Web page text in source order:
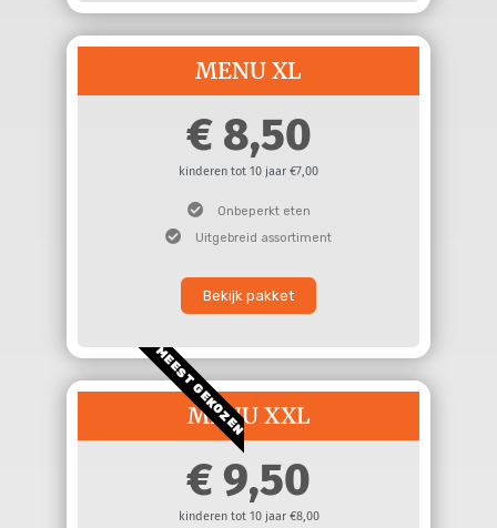
MENU XL
8,50
kinderen tot 10 jaar €7,00
Onbeperkt eten
Uitgebreid assortiment
Bekijk pakket
MEEST GEKOZEN
MENU XXL
9,50
kinderen tot 10 jaar €8,00